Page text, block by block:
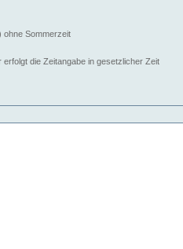
ohne Sommerzeit
die Zeitangabe in gesetzlicher Zeit